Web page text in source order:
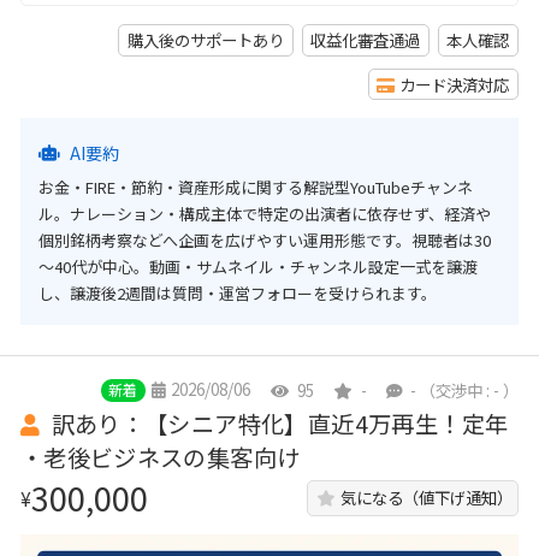
購入後のサポートあり 収益化審査通過
本人確認
カード決済対応
AI要約
お金・FIRE・節約・資産形成に関する解説型YouTubeチャンネ
ル。ナレーション・構成主体で特定の出演者に依存せず、経済や
個別銘柄考察などへ企画を広げやすい運用形態です。視聴者は30
～40代が中心。動画・サムネイル・チャンネル設定一式を譲渡
し、譲渡後2週間は質問・運営フォローを受けられます。
新着 2026/08/06 95 - - （交渉中 : - ）
訳あり：【シニア特化】直近4万再生！定年
・老後ビジネスの集客向け
¥300,000 気になる（値下げ通知）